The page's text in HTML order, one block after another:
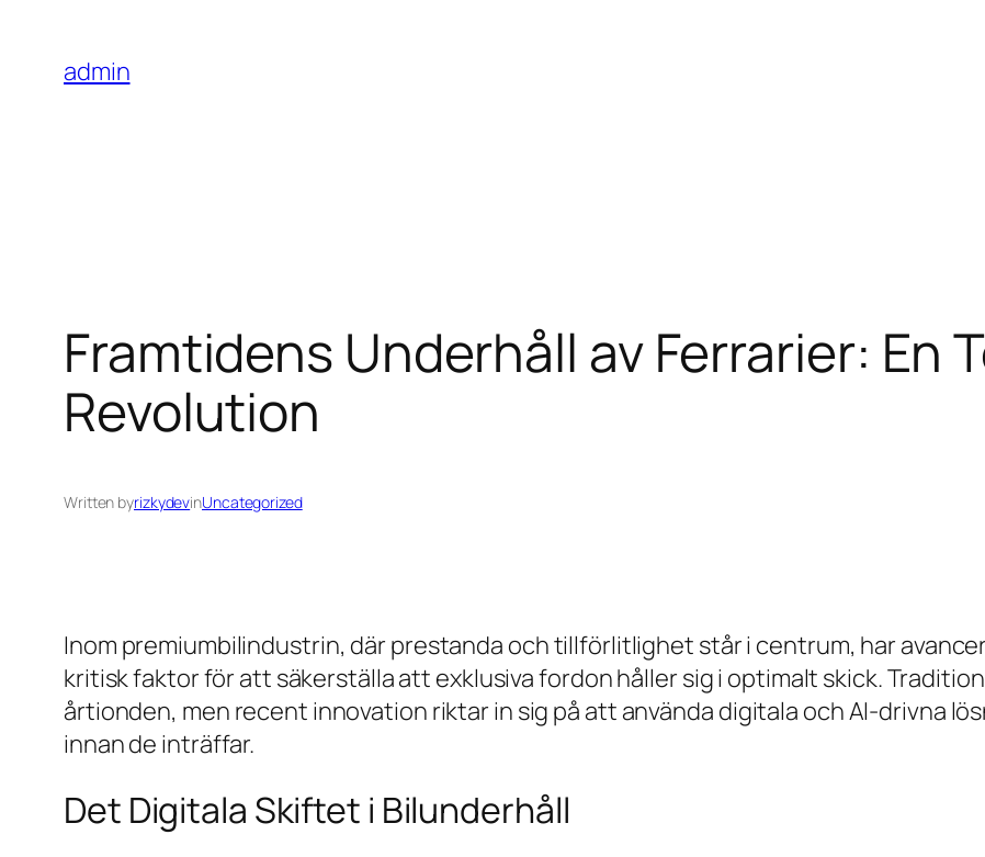
content
admin
Framtidens Underhåll av Ferrarier: En
Revolution
Written byrizkydevinUncategorized
Inom premiumbilindustrin, där prestanda och tillförlitlighet står i centrum, har
kritisk faktor för att säkerställa att exklusiva fordon håller sig i optimalt skick.
årtionden, men recent innovation riktar in sig på att använda digitala och AI-drivna
innan de inträffar.
Det Digitala Skiftet i Bilunderhåll